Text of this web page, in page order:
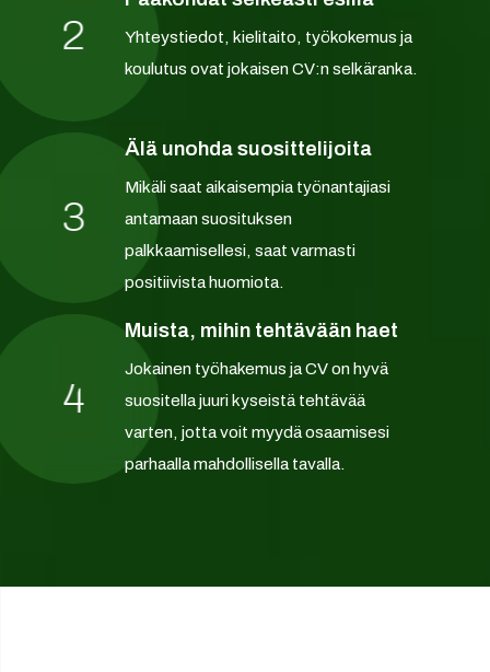
2
Yhteystiedot, kielitaito, työkokemus ja
koulutus ovat jokaisen CV:n selkäranka.
3
Älä unohda suosittelijoita
Mikäli saat aikaisempia työnantajiasi
antamaan suosituksen
palkkaamisellesi, saat varmasti
positiivista huomiota.
4
Muista, mihin tehtävään haet
Jokainen työhakemus ja CV on hyvä
suositella juuri kyseistä tehtävää
varten, jotta voit myydä osaamisesi
parhaalla mahdollisella tavalla.